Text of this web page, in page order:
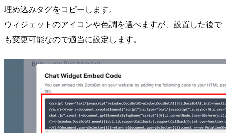
埋め込みタグをコピーします。
ウィジェットのアイコンや色調を選べますが、設置した後で
も変更可能なので適当に設定します。